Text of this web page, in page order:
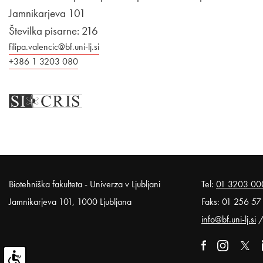
Jamnikarjeva 101
Številka pisarne: 216
filipa.valencic@bf.uni-lj.si
+386 1 3203 080
Noga strani
Biotehniška fakulteta - Univerza v Ljubljani
Jamnikarjeva 101, 1000 Ljubljana
Tel: 01 3203
Faks: 01 256
info@bf.uni-lj.si /